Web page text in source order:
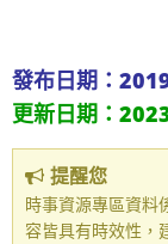
發布日期：
更新日期：
提醒您
時事資源專區資料
容皆具有時效性，